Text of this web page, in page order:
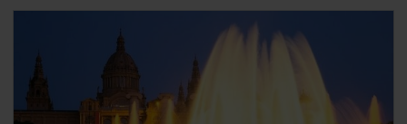
影响这座建筑的观赏价值 – 它的彩色玻璃窗、高大的塔
楼和精美的雕塑依然让游客流连忘返。
在清晨或深夜前往这座教堂，可以看到日光或月光透过
色玻璃窗
照射下来，整个教堂内部宛如披上了五彩霓裳。
巴塞罗那的很多顶级餐厅都从欧洲最大的食品市场–博
盖利亚市场(Mercat de la Boquería)
采购食材。在将
近200年前，创建者们决定将市场大厅建在
兰布拉大道
(La Rambla)
旁边，以招揽更多的路人。如今，这座市
场依然吸引着大量游客前来观光，但以当地人居多。
圣家大教堂(Sagrada Familia)并不是高迪的唯一一个未
能完工的艺术作品。
桂尔公园
明确地展示了高迪那活泼、
灵动的想象力。在入口处，一条彩色的
会欢迎您的
到来。进入公园之后，您会发现大自然与走廊、拱门和其
毕加索博物馆(Museu Picasso)
由位于市中心的五所宅